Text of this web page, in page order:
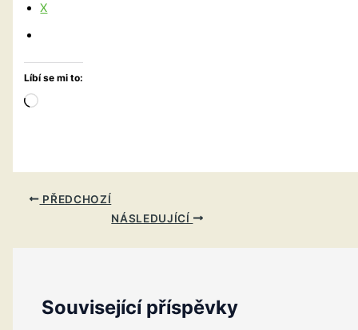
X
Líbí se mi to:
Načítání…
PŘEDCHOZÍ
NÁSLEDUJÍCÍ
Související příspěvky